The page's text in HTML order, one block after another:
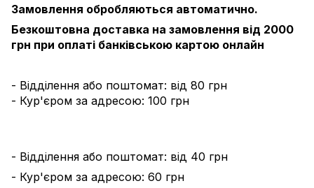
Замовлення обробляються автоматично.
Безкоштовна доставка на замовлення від 2000
грн при оплаті банківською картою онлайн
- Відділення або поштомат: від 80 грн
- Кур'єром за адресою: 100 грн
- Відділення або поштомат: від 40 грн
- Кур'єром за адресою: 60 грн